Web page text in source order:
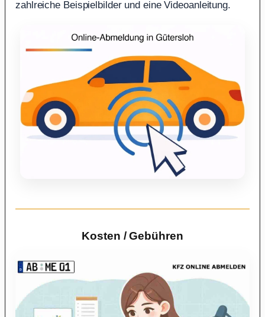
zahlreiche Beispielbilder und eine Videoanleitung.
Kosten / Gebühren